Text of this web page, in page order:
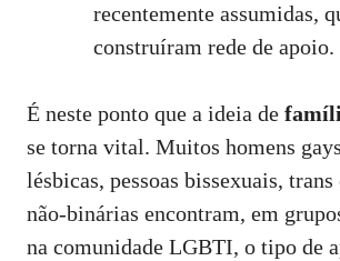
recentemente assumidas,
construíram rede de apoio.
É neste ponto que a ideia de
se torna vital. Muitos homens
lésbicas, pessoas bissexuais, trans
não‑binárias encontram, em
na comunidade LGBTI, o tipo de